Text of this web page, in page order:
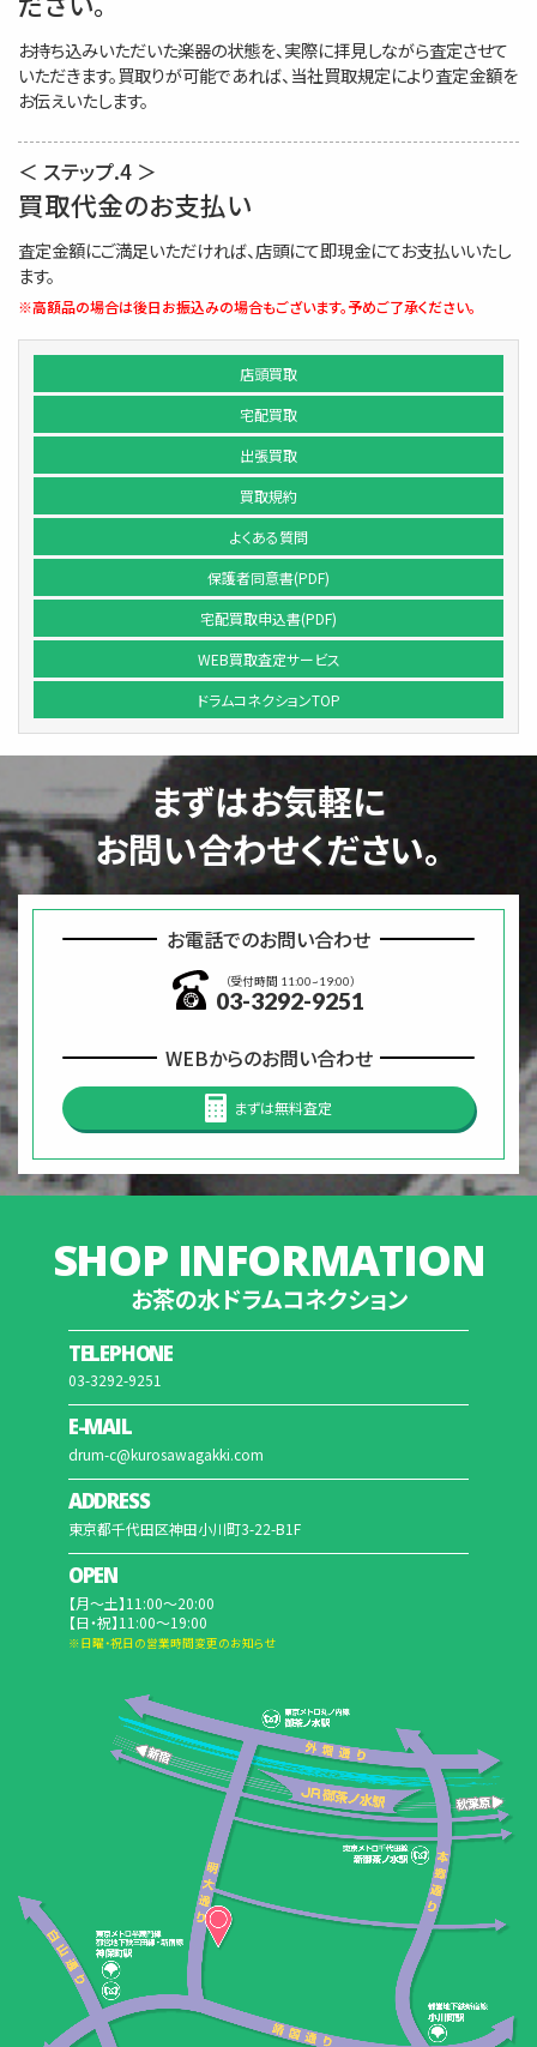
お持ち込みいただいた楽器の状態を、実際に拝見しながら査定させて
いただきます。買取りが可能であれば、当社買取規定により査定金額を
お伝えいたします。
＜ ステップ.4 ＞
買取代金のお支払い
査定金額にご満足いただければ、店頭にて即現金にてお支払いいたし
ます。
※高額品の場合は後日お振込みの場合もございます。予めご了承ください。
店頭買取
宅配買取
出張買取
買取規約
よくある質問
保護者同意書(PDF)
宅配買取申込書(PDF)
WEB買取査定サービス
ドラムコネクションTOP
まずはお気軽に
お問い合わせください。
お電話でのお問い合わせ
（受付時間 11:00~19:00）
03-3292-9251
WEBからのお問い合わせ
まずは無料査定
SHOP INFORMATION
お茶の水ドラムコネクション
TELEPHONE
03-3292-9251
E-MAIL
drum-c@kurosawagakki.com
ADDRESS
東京都千代田区神田小川町3-22-B1F
OPEN
【月～土】11:00～20:00
【日・祝】11:00～19:00
※日曜・祝日の営業時間変更のお知らせ